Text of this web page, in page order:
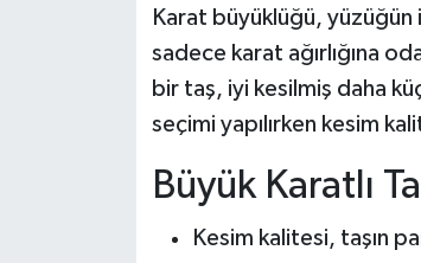
Karat büyüklüğü,
sadece karat ağırlığına
bir taş, iyi kesilmiş daha
seçimi yapılırken kesim
Büyük Karatlı
Kesim kalitesi, taşın